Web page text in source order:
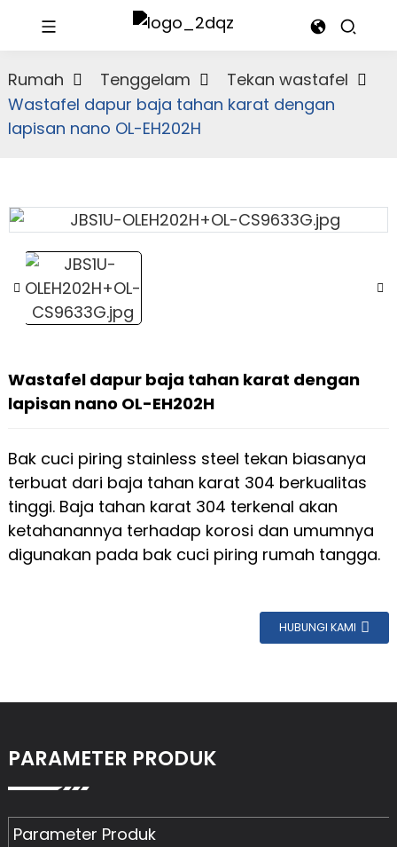
Rumah Tenggelam
Tekan wastafel
Wastafel dapur baja tahan karat dengan
lapisan nano OL-EH202H
Wastafel dapur baja tahan karat dengan
lapisan nano OL-EH202H
Bak cuci piring stainless steel tekan biasanya
terbuat dari baja tahan karat 304 berkualitas
tinggi. Baja tahan karat 304 terkenal akan
ketahanannya terhadap korosi dan umumnya
digunakan pada bak cuci piring rumah tangga.
HUBUNGI KAMI
PARAMETER PRODUK
Parameter Produk